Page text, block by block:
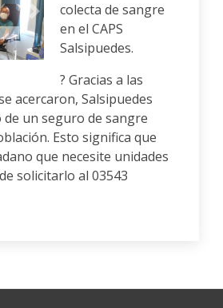
Siguiente
colecta de sangre
en el CAPS
Salsipuedes.
? Gracias a las
acercaron, Salsipuedes
un seguro de sangre
Esto significa que
que necesite unidades
solicitarlo al 03543